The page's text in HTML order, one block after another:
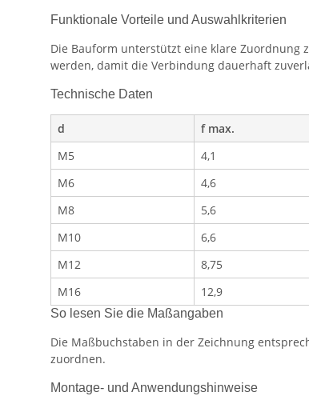
Funktionale Vorteile und Auswahlkriterien
Die Bauform unterstützt eine klare Zuordnung
werden, damit die Verbindung dauerhaft
Technische Daten
d f max.
M5
4,1
M6
4,6
M8
5,6
M10
6,6
M12
8,75
M16
12,9
So lesen Sie die Maßangaben
Die Maßbuchstaben in der Zeichnung
zuordnen.
Montage- und Anwendungshinweise